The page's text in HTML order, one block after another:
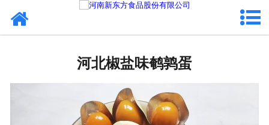
河北熟食品
河北椒盐味鹌鹑蛋